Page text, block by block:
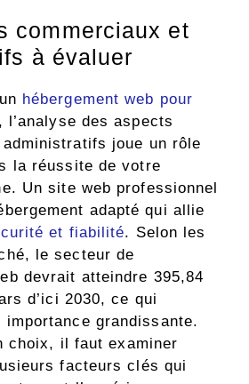
commerciaux et
à évaluer
hébergement web pour
, l’analyse des aspects
joue un rôle
la réussite de votre
Un site web professionnel
adapté qui allie
et fiabilité. Selon les
le secteur de
devrait atteindre 395,84
d’ici 2030, ce qui
importance grandissante.
choix, il faut examiner
facteurs clés qui